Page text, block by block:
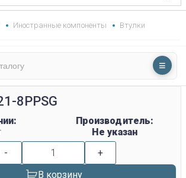
Иностранные компоненты Втулки
8PPSG
Производитель:
Не указан
-
+
В корзину